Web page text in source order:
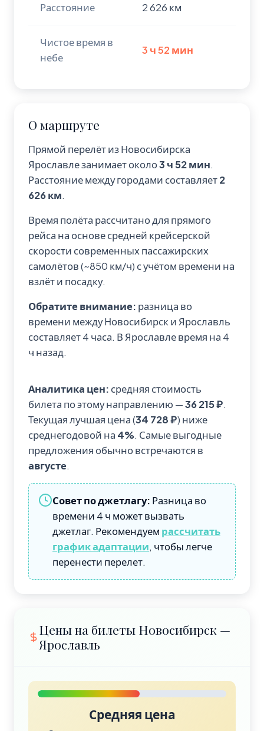
Расстояние 2 626 км
Чистое время в
небе
3 ч 52 мин
О маршруте
Прямой перелёт из Новосибирска
Ярославле занимает около3 ч 52 мин.
Расстояние между городами составляет2
626 км.
Время полёта рассчитано для прямого
рейса на основе средней крейсерской
скорости современных пассажирских
самолётов (~850 км/ч) с учётом времени на
взлёт и посадку.
Обратите внимание: разница во
времени между Новосибирск и Ярославль
составляет 4 часа. В Ярославле время на 4
ч назад.
Аналитика цен: средняя стоимость
билета по этому направлению —36 215 ₽.
Текущая лучшая цена (34 728 ₽) ниже
среднегодовой на 4%. Самые выгодные
предложения обычно встречаются в
августе.
Совет по джетлагу: Разница во
времени 4 ч может вызвать
джетлаг. Рекомендуем рассчитать
график адаптации, чтобы легче
перенести перелет.
Цены на билеты Новосибирск —
Ярославль
Средняя цена